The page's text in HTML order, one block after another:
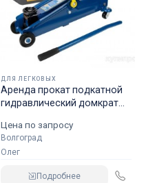
ДЛЯ ЛЕГКОВЫХ
Аренда прокат подкатной
гидравлический домкрат
Цена по запросу
Волгоград
Олег
Подробнее